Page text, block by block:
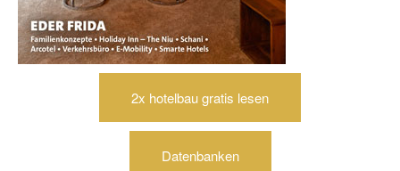
2x hotelbau gratis lesen
Datenbanken